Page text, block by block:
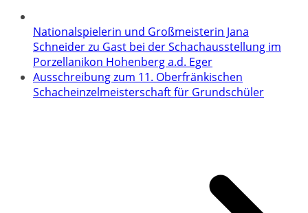
Nationalspielerin und Großmeisterin Jana
Schneider zu Gast bei der Schachausstellung im
Porzellanikon Hohenberg a.d. Eger
Ausschreibung zum 11. Oberfränkischen
Schacheinzelmeisterschaft für Grundschüler